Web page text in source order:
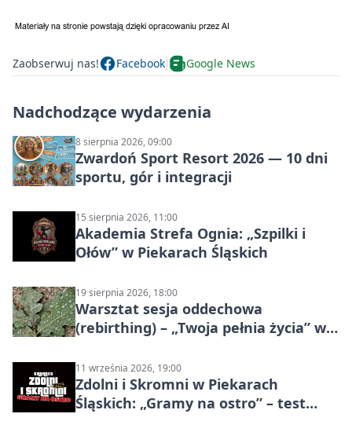
Zaobserwuj nas! Facebook Google News
Nadchodzące wydarzenia
8 sierpnia 2026, 09:00
Zwardoń Sport Resort 2026 — 10 dni
sportu, gór i integracji
15 sierpnia 2026, 11:00
Akademia Strefa Ognia: „Szpilki i
Ołów” w Piekarach Śląskich
19 sierpnia 2026, 18:00
Warsztat sesja oddechowa
(rebirthing) – „Twoja pełnia życia” w
11 września 2026, 19:00
Zdolni i Skromni w Piekarach
Śląskich: „Gramy na ostro” – test